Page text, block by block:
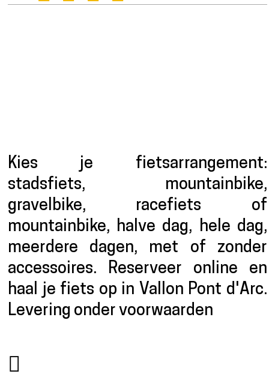
Presentatie
Kies je fietsarrangement:
stadsfiets, mountainbike,
gravelbike, racefiets of
mountainbike, halve dag, hele dag,
meerdere dagen, met of zonder
accessoires. Reserveer online en
haal je fiets op in Vallon Pont d'Arc.
Levering onder voorwaarden